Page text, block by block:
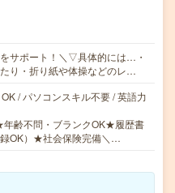
サポート！＼▽具体的には…・
り・折り紙や体操などのレ…
/ パソコンスキル不要 / 英語力
齢不問・ブランクOK★履歴書
OK）★社会保険完備＼…